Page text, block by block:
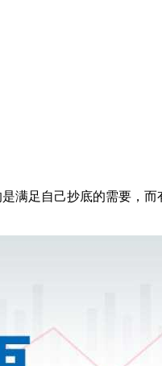
足自己抄底的需要，而